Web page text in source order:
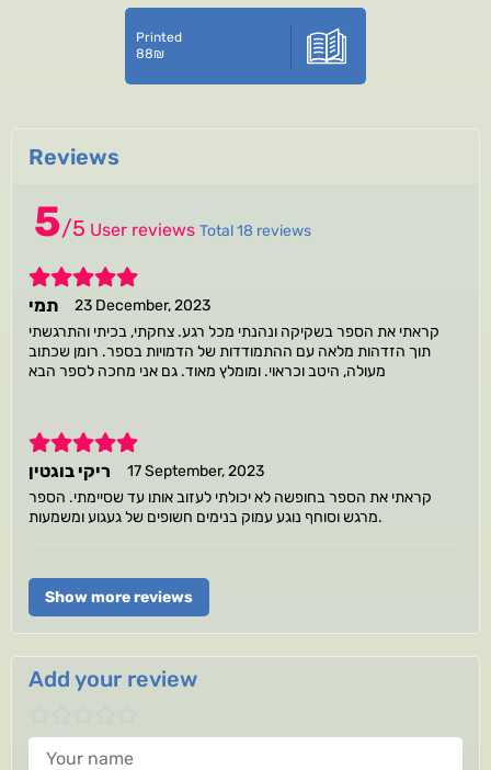
Printed
88₪
Reviews
5/5 User reviews Total 18 reviews
5
תמי
23 December, 2023
קראתי את הספר בשקיקה ונהנתי מכל רגע. צחקתי, בכיתי והתרגשתי
תוך הזדהות מלאה עם ההתמודדות של הדמויות בספר. רומן שכתוב
מעולה, היטב וכראוי. ומומלץ מאוד. גם אני מחכה לספר הבא
5
ריקי בוגטין
17 September, 2023
קראתי את הספר בחופשה לא יכולתי לעזוב אותו עד שסיימתי. הספר
מרגש וסוחף נוגע עמוק בנימים חשופים של געגוע ומשמעות.
Show more reviews
Add your review
Your name